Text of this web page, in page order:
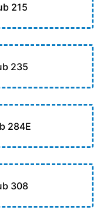
215
235
284E
308